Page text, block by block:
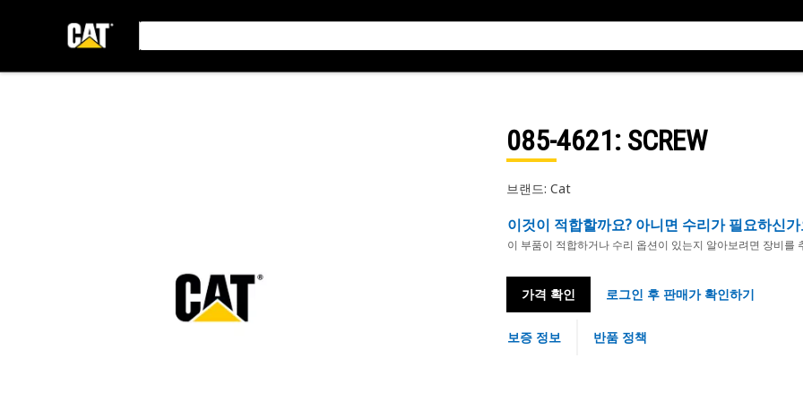
085-4621: SCREW
브랜드: Cat
이것이 적합할까요? 아니면 수리가 필요하신가
이 부품이 적합하거나 수리 옵션이 있는지 알아보려면 장비를
가격 확인 로그인 후 판매가 확인하기
보증 정보 반품 정책